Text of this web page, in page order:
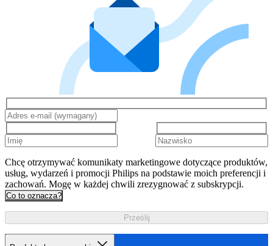
Chcę otrzymywać komunikaty marketingowe dotyczące produktów,
usług, wydarzeń i promocji Philips na podstawie moich preferencji i
zachowań. Mogę w każdej chwili zrezygnować z subskrypcji.
Co to oznacza?
Prześlij